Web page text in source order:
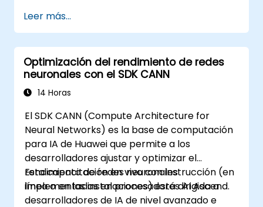
Leer más...
Optimización del rendimiento de redes
neuronales con el SDK CANN
14 Horas
El SDK CANN (Compute Architecture for
Neural Networks) es la base de computación
para IA de Huawei que permite a los
desarrolladores ajustar y optimizar el
rendimiento de redes neuronales
implementadas en procesadores AI Ascend.
Esta capacitación en vivo con instrucción (en
línea o en las instalaciones) está dirigida a
desarrolladores de IA de nivel avanzado e